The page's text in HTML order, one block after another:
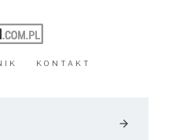
KONTAKT
arrow_forward